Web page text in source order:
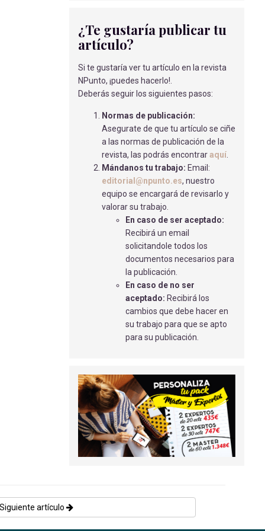
CASO CLÍNICO - EVIDENCIA
CIENTÍFICA DE EFECTIVIDAD DE LA
PROMOCIÓN DE LA LACTANCIA
MATERNA
López García, EP- 17/03/2020
APLICACIÓN DE CODIGO ICTUS
Imaz Argüelles, I- 29/06/2022
SUICIDIO. PREVENCIÓN E
INTERVENCIONES
MULTIDISCIPLINARES
Fernández Arias, I- 24/04/2024
NIÑA OBESA ACUDE A URGENCIAS
POR DESVANECIMIENTO Y DOLOR EN
Martin Perez, M- 15/05/2018
CONVULSIONES EN URGENCIAS
Serrano Pallarés, Francisco Javier
TRABAJO SOCIAL SANITARIO EN
PSICOSOCIAL
Castillo Salas, L- 31/03/2023
OPERACIÓN DE CARCINOMA.
Gámez Campos A.M.- 02/04/2018
ENFERMERÍA ANTE LA VIOLENCIA DE
¿Te gustaría publicar tu
artículo?
Si te gustaría ver tu artículo en la revista
NPunto, ¡puedes hacerlo!.
Deberás seguir los siguientes pasos:
Normas de publicación:
Asegurate de que tu artículo se ciñe
a las normas de publicación de la
revista, las podrás encontraraquí
Mándanos tu trabajo: Email:
editorial@npunto.es, nuestro
equipo se encargará de revisarlo y
valorar su trabajo.
En caso de ser aceptado:
Recibirá un email
solicitandole todos los
documentos necesarios para
la publicación.
En caso de no ser
aceptado: Recibirá los
cambios que debe hacer en
su trabajo para que se apto
para su publicación.
Siguiente artículo